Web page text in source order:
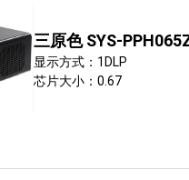
三原色 SYS-
显示方式：1DLP
芯片大小：0.67